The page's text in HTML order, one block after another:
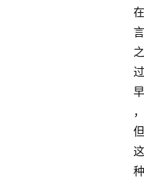
在
言
之
过
早
，
但
这
种